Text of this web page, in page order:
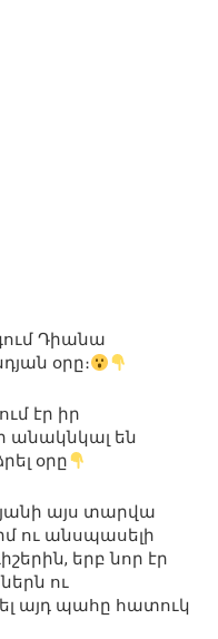
Դիանա
օրը։
էր իր
անակնկալ են
օրը
այս տարվա
ու անսպասելի
երբ նոր էր
ու
այդ պահը հատուկ